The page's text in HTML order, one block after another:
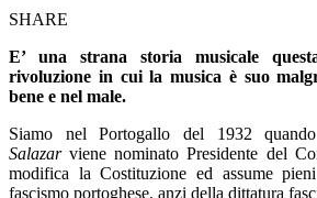
SHARE
E’ una strana storia musicale
rivoluzione in cui la musica è suo
bene e nel male.
Siamo nel Portogallo del 1932
Salazarviene nominato Presidente del
modifica la Costituzione ed assume
fascismo portoghese, anzi della dittatura